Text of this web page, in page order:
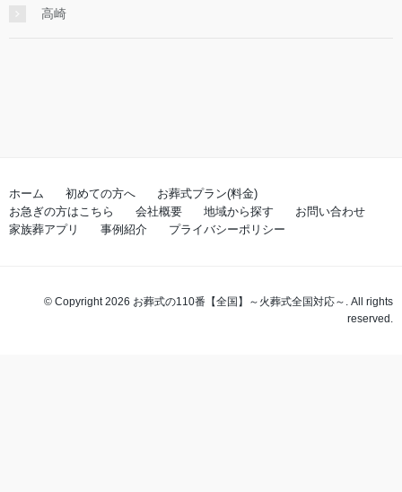
高崎
ホーム 初めての方へ
お葬式プラン(料金)
お急ぎの方はこちら
会社概要 地域から探す
お問い合わせ
家族葬アプリ
事例紹介 プライバシーポリシー
© Copyright 2026 お葬式の110番【全国】～火葬式全国対応～. All rights
reserved.